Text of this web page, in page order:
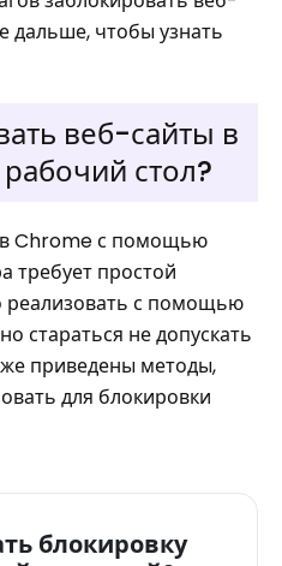
дальше, чтобы узнать
веб-сайты в
стол?
в Chrome с помощью
требует простой
реализовать с помощью
стараться не допускать
приведены методы,
для блокировки
блокировку